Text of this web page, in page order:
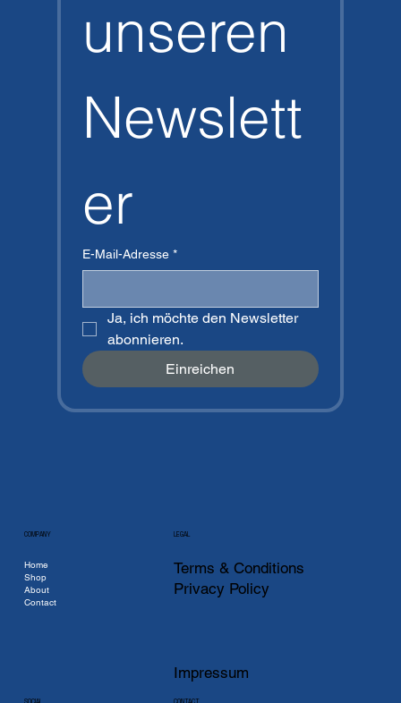
unseren
Newslett
er
E-Mail-Adresse *
Ja, ich möchte den Newsletter
abonnieren.
Einreichen
COMPANY
Home
Shop
About
Contact
LEGAL
Terms & Conditions
Privacy Policy
Impressum